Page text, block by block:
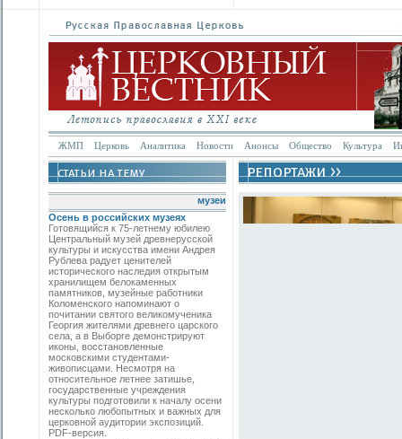
ЖМП Церковь Аналитика Новости Анонсы Общество Культура
музеи
Осень в российских музеях
Готовящийся к 75-летнему юбилею
Центральный музей древнерусской
культуры и искусства имени Андрея
Рублева радует ценителей
исторического наследия открытым
хранилищем белокаменных
памятников, музейные работники
Коломенского напоминают о
почитании святого великомученика
Георгия жителями древнего царского
села, а в Выборге демонстрируют
иконы, восстановленные
московскими студентами-
живописцами. Несмотря на
относительное летнее затишье,
государственные учреждения
культуры подготовили к началу осени
несколько любопытных и важных для
церковной аудитории экспозиций.
PDF-версия.